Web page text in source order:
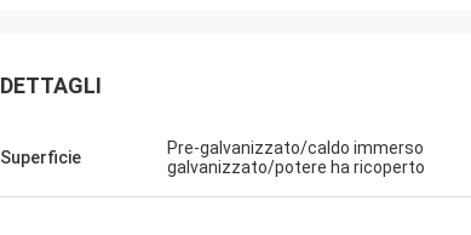
DETTAGLI
Superficie
Pre-galvanizzato/caldo immerso
galvanizzato/potere ha ricoperto